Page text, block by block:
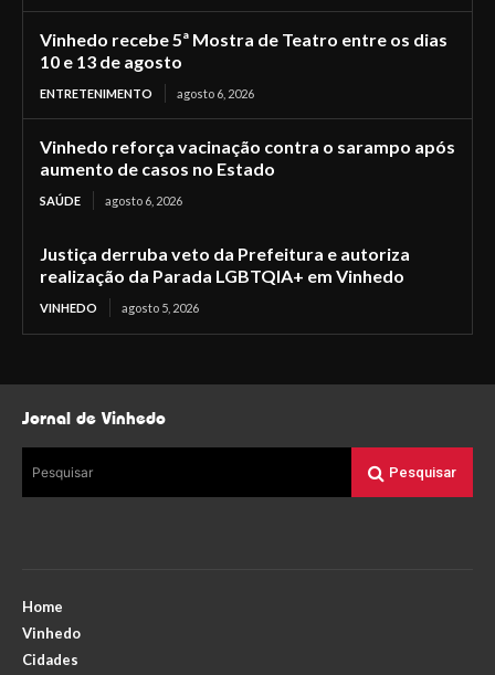
Vinhedo recebe 5ª Mostra de Teatro entre os dias
10 e 13 de agosto
ENTRETENIMENTO agosto 6, 2026
Vinhedo reforça vacinação contra o sarampo após
aumento de casos no Estado
SAÚDE agosto 6, 2026
Justiça derruba veto da Prefeitura e autoriza
realização da Parada LGBTQIA+ em Vinhedo
VINHEDO agosto 5, 2026
Jornal de Vinhedo
Pesquisar Pesquisar
Home
Vinhedo
Cidades